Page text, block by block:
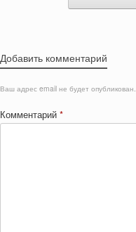
Добавить комментарий
Ваш адрес email не будет опубликован.
Комментарий *